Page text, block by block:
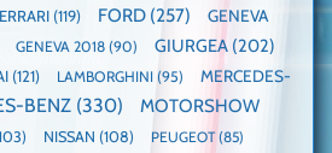
(119) FORD (257)
GENEVA
GENEVA 2018 (90) GIURGEA (202)
(121) LAMBORGHINI (95)
MERCEDES-
BENZ (330)
MOTORSHOW
NISSAN (108) PEUGEOT(85)